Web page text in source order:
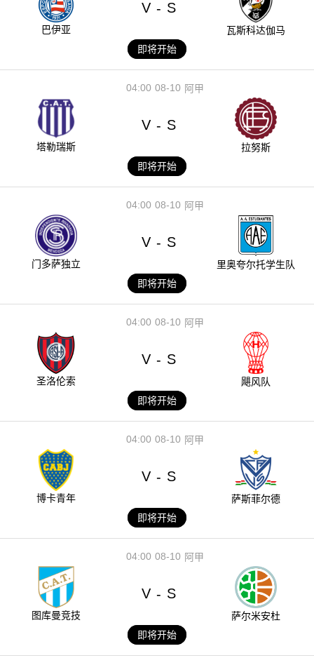
巴伊亚
V - S
瓦斯科达伽马
即将开始
08-10
04:00 阿甲
塔勒瑞斯
V - S
拉努斯
即将开始
08-10
04:00 阿甲
门多萨独立
V - S
里奥夸尔托学生队
即将开始
08-10
04:00 阿甲
圣洛伦索
V - S
飓风队
即将开始
08-10
04:00 阿甲
博卡青年
V - S
萨斯菲尔德
即将开始
08-10
04:00 阿甲
图库曼竞技
V - S
萨尔米安杜
即将开始